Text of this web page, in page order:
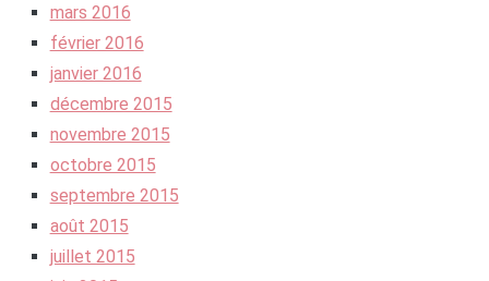
mars 2016
février 2016
janvier 2016
décembre 2015
novembre 2015
octobre 2015
septembre 2015
août 2015
juillet 2015